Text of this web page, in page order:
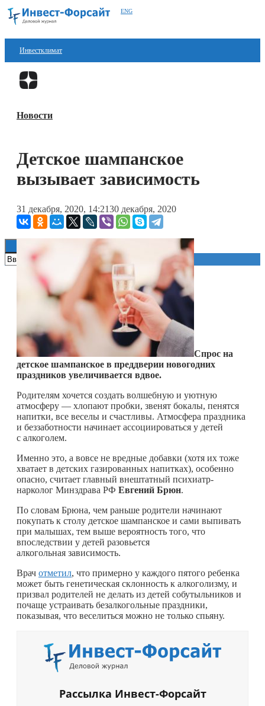
ENG
Инвестклимат
Финансы
Блокчейн
Технологии
Книги
Новости
Детское шампанское
вызывает зависимость
31 декабря, 2020, 14:2130 декабря, 2020
Спрос на
детское шампанское в преддверии новогодних
праздников увеличивается вдвое.
Родителям хочется создать волшебную и уютную
атмосферу — хлопают пробки, звенят бокалы, пенятся
напитки, все веселы и счастливы. Атмосфера праздника
и беззаботности начинает ассоциироваться у детей
с алкоголем.
Именно это, а вовсе не вредные добавки (хотя их тоже
хватает в детских газированных напитках), особенно
опасно, считает главный внештатный психиатр-
нарколог Минздрава РФ Евгений Брюн.
По словам Брюна, чем раньше родители начинают
покупать к столу детское шампанское и сами выпивать
при малышах, тем выше вероятность того, что
впоследствии у детей разовьется
алкогольная зависимость.
Врач отметил, что примерно у каждого пятого ребенка
может быть генетическая склонность к алкоголизму, и
призвал родителей не делать из детей собутыльников и
почаще устраивать безалкогольные праздники,
показывая, что веселиться можно не только спьяну.
Рассылка Инвест-Форсайт